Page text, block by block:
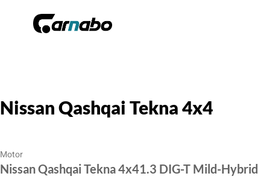
Nissan Qashqai Tekna 4x4
Motor
Nissan Qashqai Tekna 4x41.3 DIG-T Mild-Hybrid